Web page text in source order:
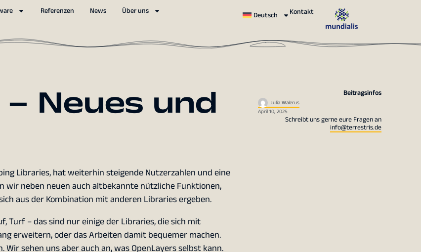
Referenzen News Über uns Deutsch Kontakt
Neues und
Libraries, hat weiterhin steigende Nutzerzahlen und eine
wir neben neuen auch altbekannte nützliche Funktionen,
aus der Kombination mit anderen Libraries ergeben.
Turf – das sind nur einige der Libraries, die sich mit
erweitern, oder das Arbeiten damit bequemer machen.
sehen uns aber auch an, was OpenLayers selbst kann.
Beitragsinfos
Julia Walerus
April 10, 2025
Schreibt uns gerne eure Fragen an
info@terrestris.de